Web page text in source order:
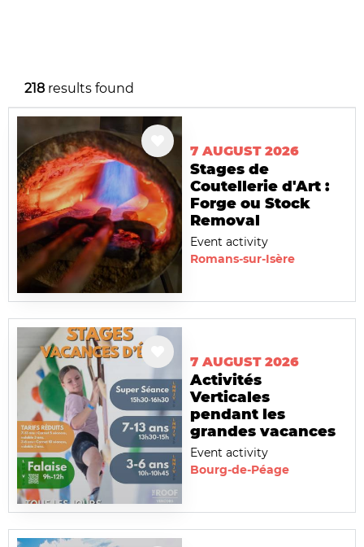
218 results found
7 AUGUST 2026
Stages de
Coutellerie d'Art :
Forge ou Stock
Removal
Event activity
Romans-sur-Isère
7 AUGUST 2026
Activités
Verticales
pendant les
grandes vacances
Event activity
Bourg-de-Péage